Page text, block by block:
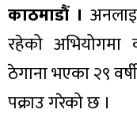
काठमाडौं ।
रहेको अभियोगमा
ठेगाना भएका २९
पक्राउ गरेको छ ।